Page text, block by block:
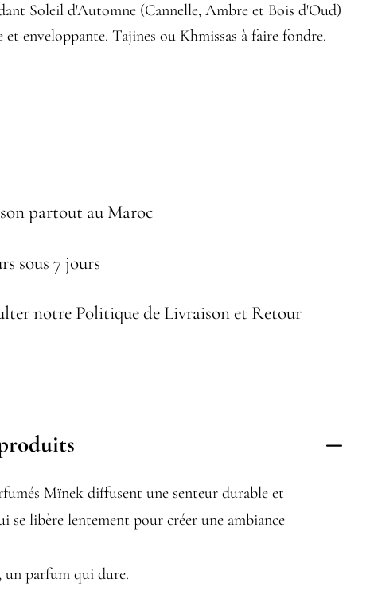
Soleil d'Automne (Cannelle, Ambre et Bois d'Oud)
et enveloppante. Tajines ou Khmissas à faire fondre.
partout au Maroc
sous 7 jours
notre Politique de Livraison et Retour
Mïnek diffusent une senteur durable et
se libère lentement pour créer une ambiance
un parfum qui dure.